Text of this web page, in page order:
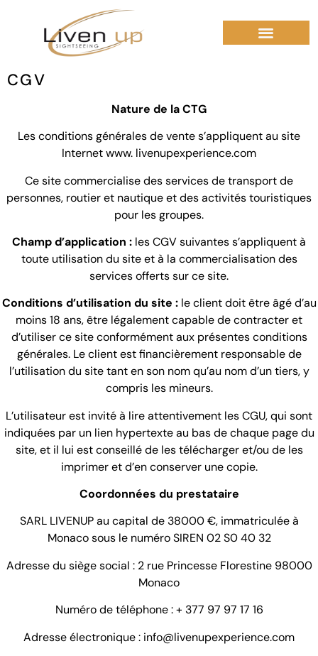
CGV
Nature de la CTG
Les conditions générales de vente s’appliquent au site
Internet www. livenupexperience.com
Ce site commercialise des services de transport de
personnes, routier et nautique et des activités touristiques
pour les groupes.
Champ d’application : les CGV suivantes s’appliquent à
toute utilisation du site et à la commercialisation des
services offerts sur ce site.
Conditions d’utilisation du site :le client doit être âgé d’au
moins 18 ans, être légalement capable de contracter et
d’utiliser ce site conformément aux présentes conditions
générales. Le client est financièrement responsable de
l’utilisation du site tant en son nom qu’au nom d’un tiers, y
compris les mineurs.
L’utilisateur est invité à lire attentivement les CGU, qui sont
indiquées par un lien hypertexte au bas de chaque page du
site, et il lui est conseillé de les télécharger et/ou de les
imprimer et d’en conserver une copie.
Coordonnées du prestataire
SARL LIVENUP au capital de 38000 €, immatriculée à
Monaco sous le numéro SIREN 02 S0 40 32
Adresse du siège social : 2 rue Princesse Florestine 98000
Monaco
Numéro de téléphone : + 377 97 97 17 16
Adresse électronique : info@livenupexperience.com